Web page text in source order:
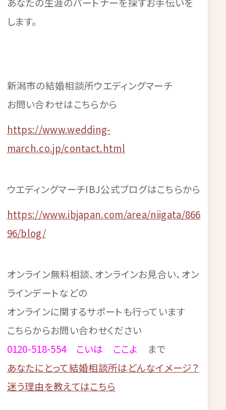
します。
新潟市の結婚相談所ウエディングマーチ
お問い合わせはこちらから
https://www.wedding-
march.co.jp/contact.html
ウエディングマーチIBJ公式ブログはこちらから
https://www.ibjapan.com/area/niigata/866
96/blog/
オンライン無料相談、オンラインお見合い、オン
ラインデートなどの
オンラインに関するサポートも行っています
こちらからお問い合わせください
0120-518-554 こいは ここよ まで
あなたにとって結婚相談所はどんなイメージ？
迷う理由を教えてはこちら